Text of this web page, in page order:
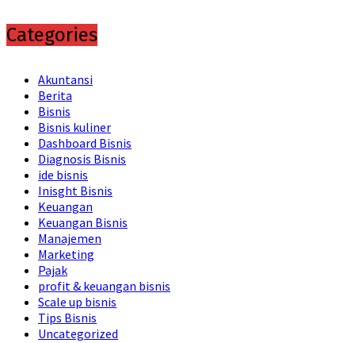
Categories
Akuntansi
Berita
Bisnis
Bisnis kuliner
Dashboard Bisnis
Diagnosis Bisnis
ide bisnis
Inisght Bisnis
Keuangan
Keuangan Bisnis
Manajemen
Marketing
Pajak
profit & keuangan bisnis
Scale up bisnis
Tips Bisnis
Uncategorized